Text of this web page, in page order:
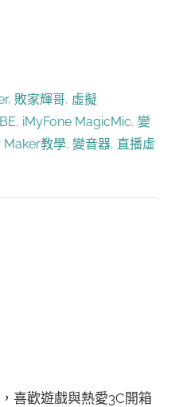
, 敗家輝哥, 虛擬
, iMyFone MagicMic, 變
Maker教學, 變音器, 直播虛
喜歡遊戲與熱愛3C開箱